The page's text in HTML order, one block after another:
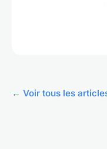
← Voir tous les